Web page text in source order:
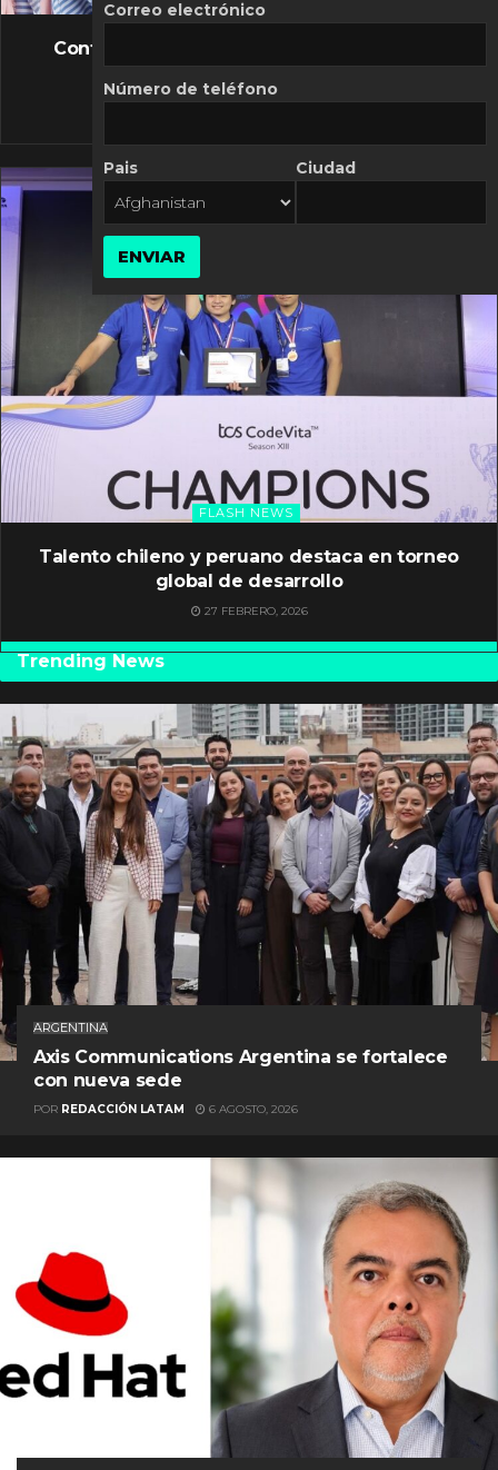
FLASH NEWS
Controversia de Mercado Libre por costos
10 MARZO, 2026
FLASH NEWS
Talento chileno y peruano destaca en torneo
global de desarrollo
27 FEBRERO, 2026
Trending News
ARGENTINA
Axis Communications Argentina se fortalece
con nueva sede
POR REDACCIÓN LATAM 6 AGOSTO, 2026
Correo electrónico
Número de teléfono
Pais Ciudad
ENVIAR